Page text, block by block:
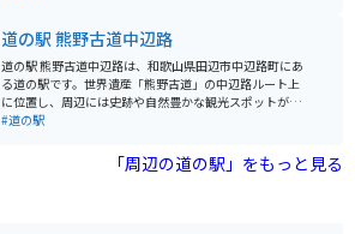
料理を楽しむことができます。 また、道の駅に隣接し
て、温泉施設「龍神温泉 湯ノ花」があります。泉質はナ
トリウム-炭酸水素塩泉で、神経痛や筋肉痛、関節痛など
に効果があるとされています。ツーリングで疲れた体を
癒すのに最適です。 バイクで訪れる際は、道の駅の駐車
となっています。道の駅から少し足を延ばせば、世界遺
道の駅 熊野古道中辺路
道の駅 熊野古道中辺路は、和歌山県田辺市中辺路町にあ
る道の駅です。世界遺産「熊野古道」の中辺路ルート上
に位置し、周辺には史跡や自然豊かな観光スポットが多
くあります。 道の駅には、地元の特産品を販売するショ
県ならではの味覚を楽しむことができます。また、熊野
古道の情報コーナーでは、ルートや見どころなどの情報
#道の駅
「周辺の道の駅」をもっと見る